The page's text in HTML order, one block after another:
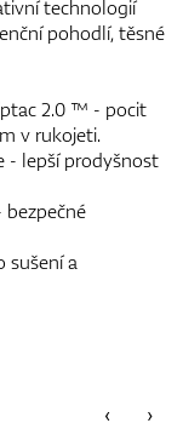
technologií
pohodlí, těsné
2.0 ™ - pocit
v rukojeti.
- lepší prodyšnost
sušení a
‹ ›